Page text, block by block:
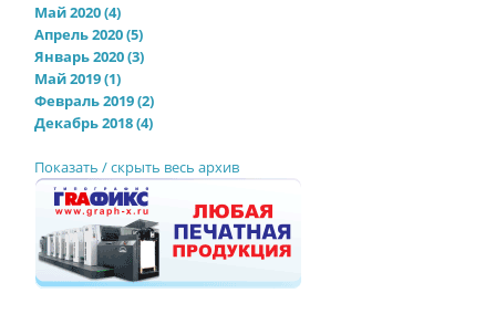
Май 2020 (4)
Апрель 2020 (5)
Январь 2020 (3)
Май 2019 (1)
Февраль 2019 (2)
Декабрь 2018 (4)
Показать / скрыть весь архив